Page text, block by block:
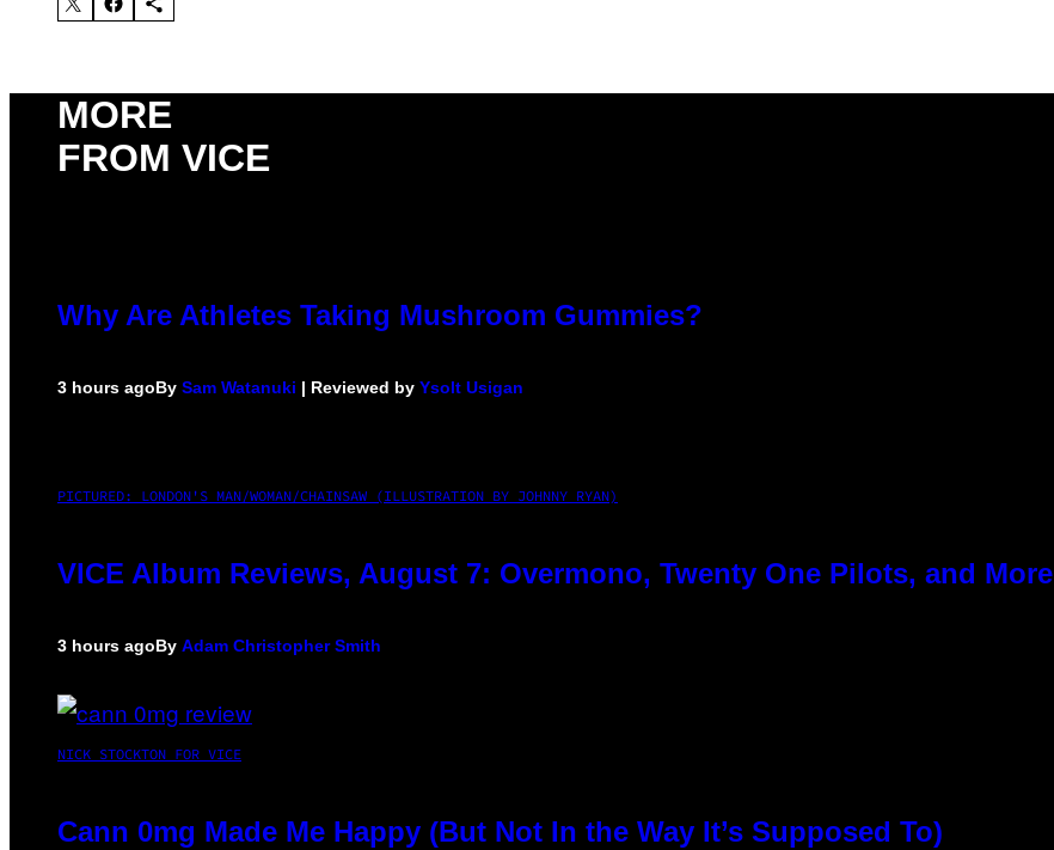
MORE
FROM VICE
Why Are Athletes Taking Mushroom Gummies?
3 hours agoBy Sam Watanuki | Reviewed by Ysolt Usigan
PICTURED: LONDON'S MAN/WOMAN/CHAINSAW (ILLUSTRATION BY JOHNNY RYAN)
VICE Album Reviews, August 7: Overmono, Twenty One Pilots, and More
3 hours agoBy Adam Christopher Smith
NICK STOCKTON FOR VICE
Cann 0mg Made Me Happy (But Not In the Way It’s Supposed To)